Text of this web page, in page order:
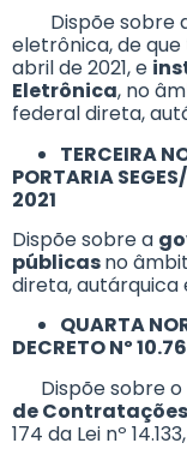
Dispõe sobre
eletrônica, de
abril de 2021, e
Eletrônica, no
federal direta,
TERCEIRA
PORTARIA
2021
Dispõe sobre a
públicasno
direta, autárquica
QUARTA
DECRETO Nº
Dispõe sobre o
de
174 da Lei nº